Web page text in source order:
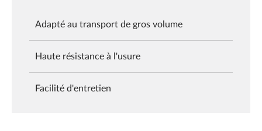
Adapté au transport de gros volume
Haute résistance à l'usure
Facilité d'entretien